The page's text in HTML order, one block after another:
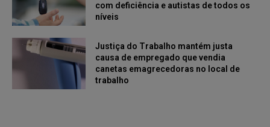
com deficiência e autistas de todos os
níveis
Justiça do Trabalho mantém justa
causa de empregado que vendia
canetas emagrecedoras no local de
trabalho